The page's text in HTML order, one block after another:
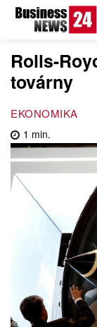
Rolls-
továrny
EKONOMIKA
1 min.